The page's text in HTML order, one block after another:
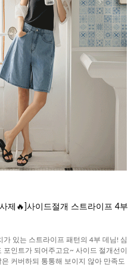
제🔥]사이드절개 스트라이프 4부
가 있는 스트라이프 패턴의 4부 데님! 심
포인트가 되어주고요~ 사이드 절개선이
커버하되 통통해 보이지 않아 만족도